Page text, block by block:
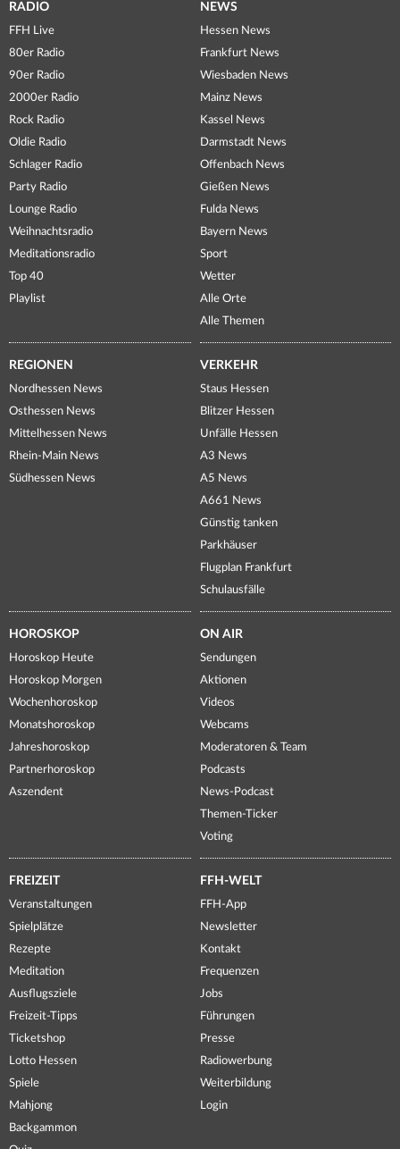
RADIO
FFH Live
80er Radio
90er Radio
2000er Radio
Rock Radio
Oldie Radio
Schlager Radio
Party Radio
Lounge Radio
Weihnachtsradio
Meditationsradio
Top 40
Playlist
NEWS
Hessen News
Frankfurt News
Wiesbaden News
Mainz News
Kassel News
Darmstadt News
Offenbach News
Gießen News
Fulda News
Bayern News
Sport
Wetter
Alle Orte
Alle Themen
REGIONEN
Nordhessen News
Osthessen News
Mittelhessen News
Rhein-Main News
Südhessen News
VERKEHR
Staus Hessen
Blitzer Hessen
Unfälle Hessen
A3 News
A5 News
A661 News
Günstig tanken
Parkhäuser
Flugplan Frankfurt
Schulausfälle
HOROSKOP
Horoskop Heute
Horoskop Morgen
Wochenhoroskop
Monatshoroskop
Jahreshoroskop
Partnerhoroskop
Aszendent
ON AIR
Sendungen
Aktionen
Videos
Webcams
Moderatoren & Team
Podcasts
News-Podcast
Themen-Ticker
Voting
FREIZEIT
Veranstaltungen
Spielplätze
Rezepte
Meditation
Ausflugsziele
Freizeit-Tipps
Ticketshop
Lotto Hessen
Spiele
Mahjong
Backgammon
FFH-WELT
FFH-App
Newsletter
Kontakt
Frequenzen
Jobs
Führungen
Presse
Radiowerbung
Weiterbildung
Login